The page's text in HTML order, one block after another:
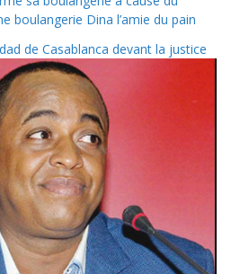
de Casablanca devant la justice